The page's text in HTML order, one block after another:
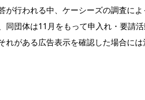
が行われる中、ケーシーズの調査に
団体は11月をもって申入れ・要請活
がある広告表示を確認した場合に